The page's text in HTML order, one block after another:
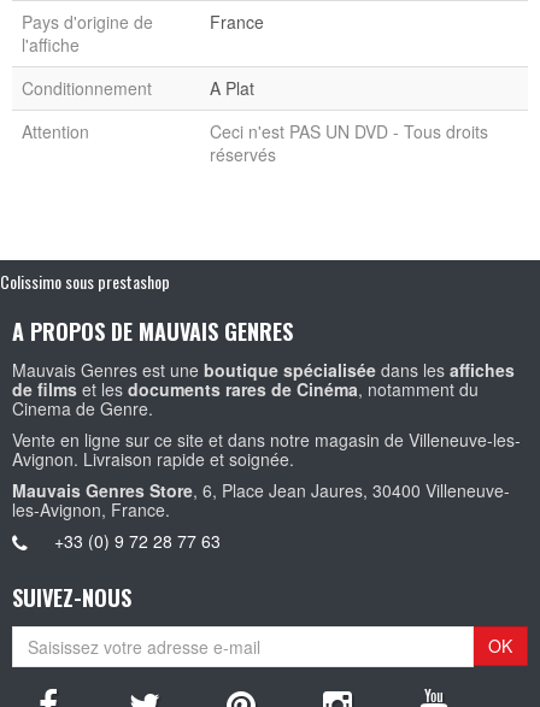
Pays d'origine de
l'affiche
France
Conditionnement
A Plat
Attention
Ceci n'est PAS UN DVD - Tous droits
réservés
Colissimo sous prestashop
A PROPOS DE MAUVAIS GENRES
Mauvais Genres est une boutique spécialisée dans les affiches
de films et les documents rares de Cinéma, notamment du
Cinema de Genre.
Vente en ligne sur ce site et dans notre magasin de Villeneuve-les-
Avignon. Livraison rapide et soignée.
Mauvais Genres Store, 6, Place Jean Jaures, 30400 Villeneuve-
les-Avignon, France.
+33 (0) 9 72 28 77 63
SUIVEZ-NOUS
OK